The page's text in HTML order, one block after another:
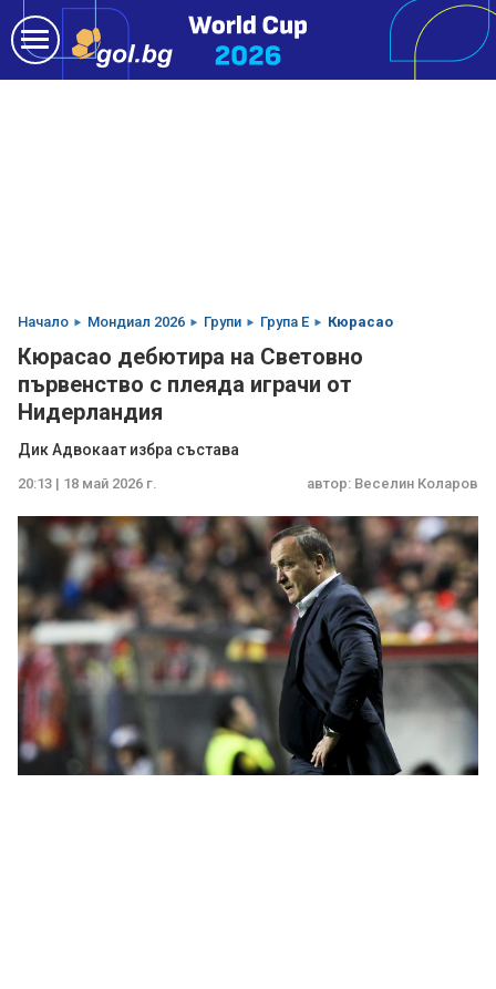
Начало Мондиал 2026 Групи Група E Кюрасао
Кюрасао дебютира на Световно
първенство с плеяда играчи от
Нидерландия
Дик Адвокаат избра състава
20:13 | 18 май 2026 г. автор: Веселин Коларов